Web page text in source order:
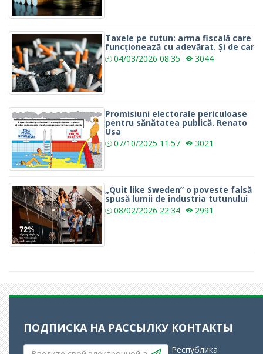
Taxele pe tutun: arma fiscală care
funcționează cu adevărat. Și de car
04/03/2026 08:35 3044
Promisiuni electorale periculoase
pentru sănătatea publică. Renato
Usa
07/10/2025 11:57 3021
„Quit like Sweden” o poveste falsă
spusă lumii de industria tutunului
08/02/2026 22:34 2991
ПОДПИСКА НА РАССЫЛКУ КОНТАКТЫ
Республика